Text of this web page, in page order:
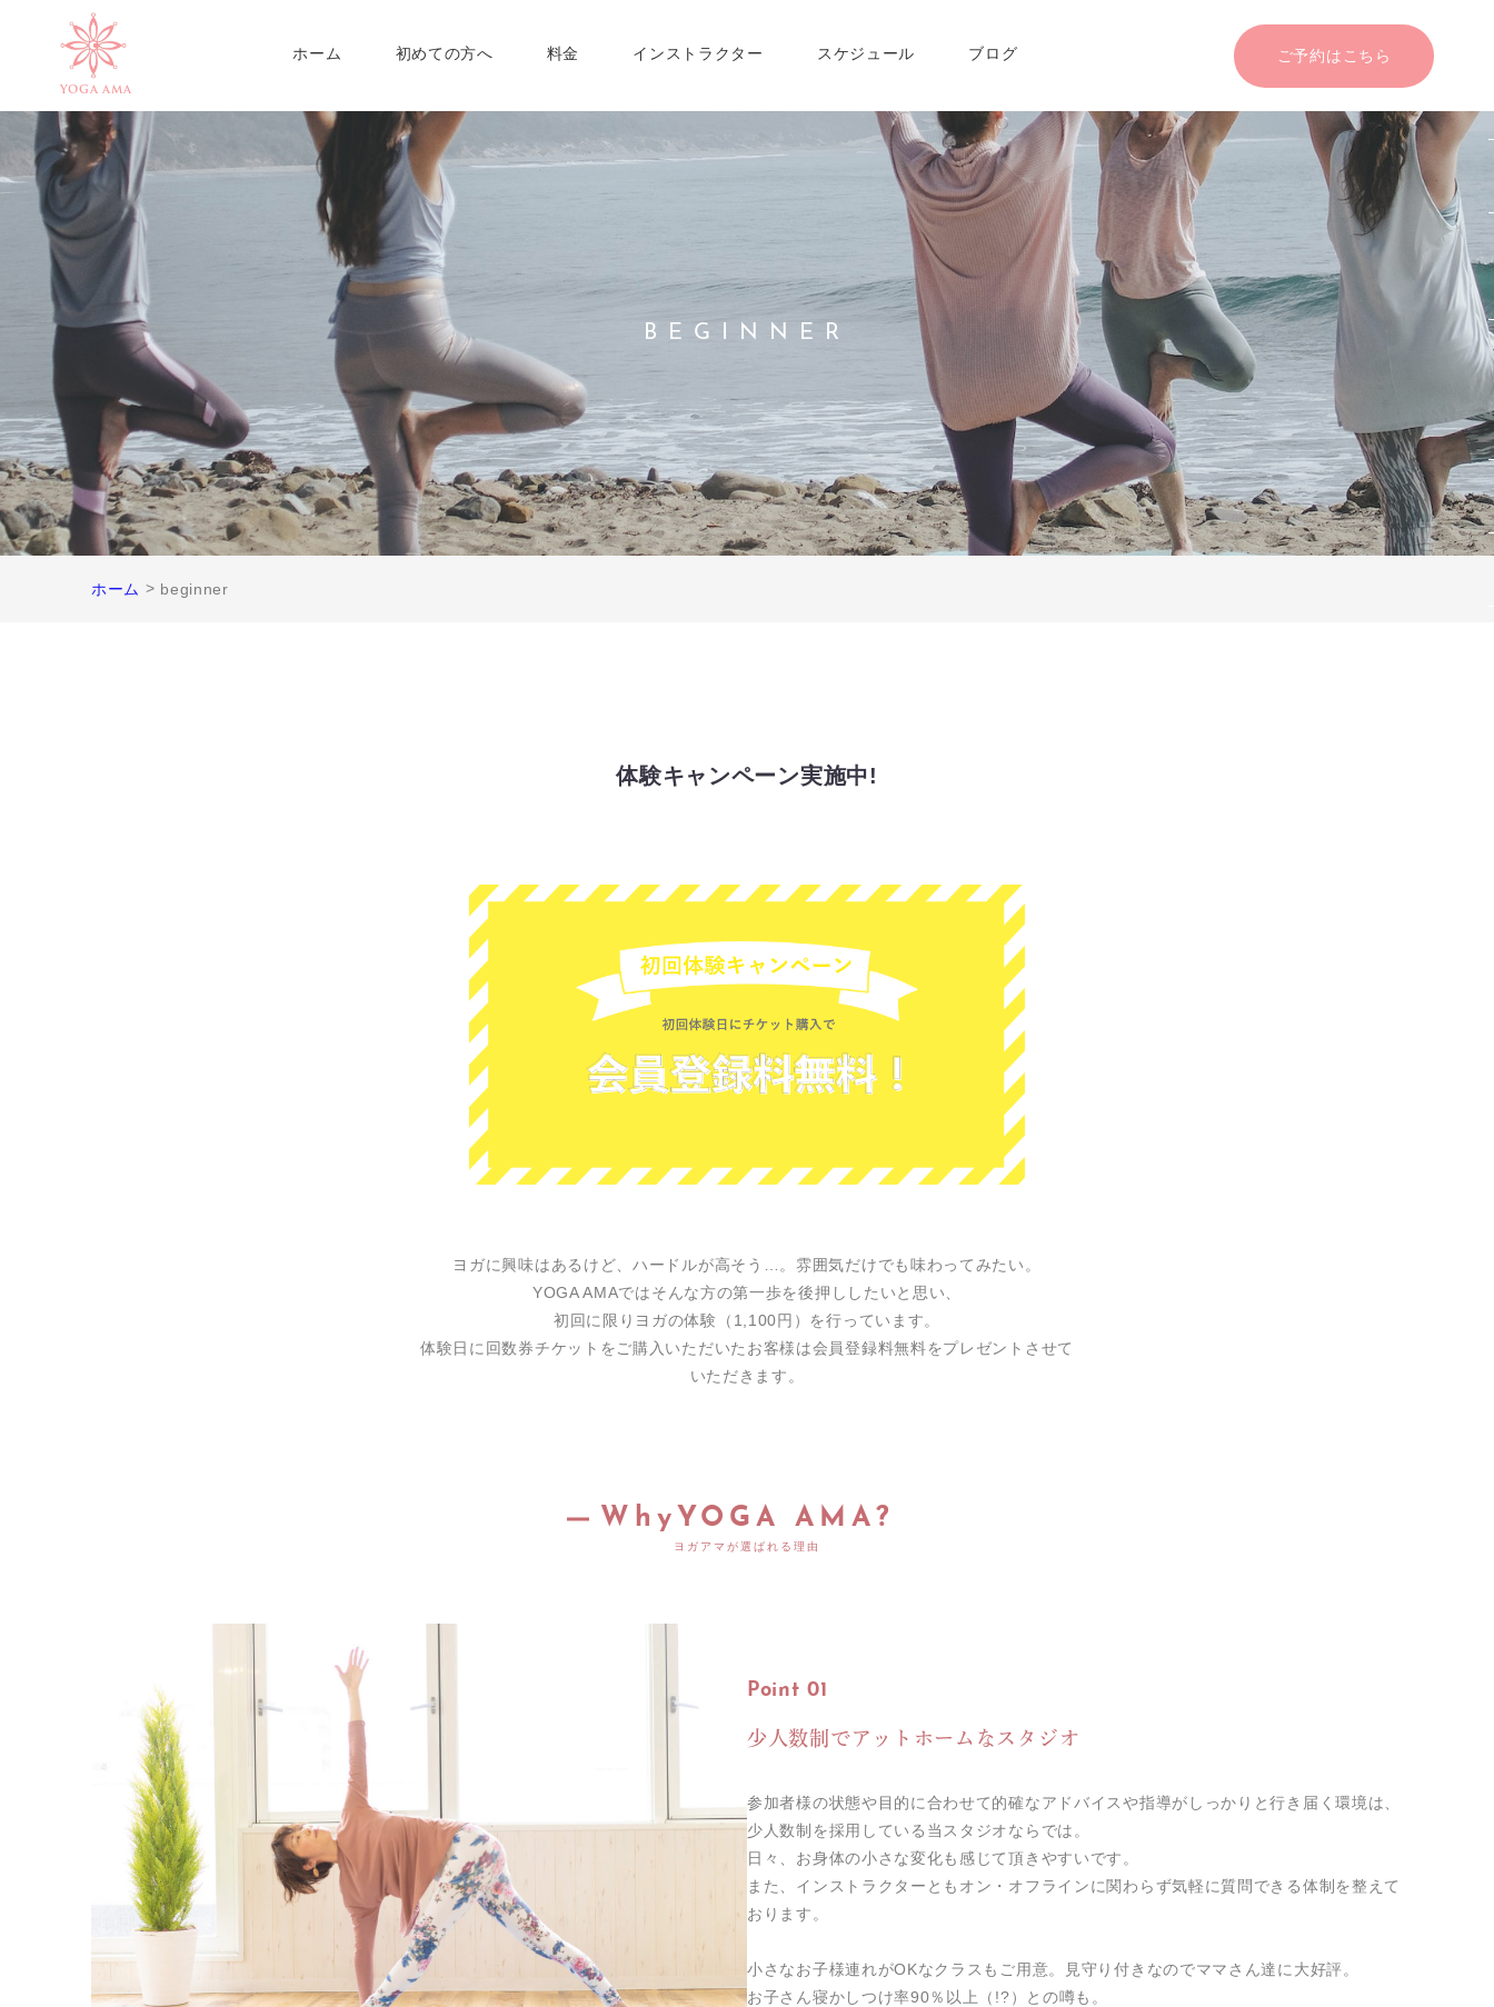
YOGA AMA
ホーム 初めての方へ 料金 インストラクター スケジュール ブログ ご予約はこちら
BEGINNER
ホーム > beginner
体験キャンペーン実施中!
ヨガに興味はあるけど、ハードルが高そう…。雰囲気だけでも味わってみたい。
YOGA AMAではそんな方の第一歩を後押ししたいと思い、
初回に限りヨガの体験（1,100円）を行っています。
体験日に回数券チケットをご購入いただいたお客様は会員登録料無料をプレゼントさせて
いただきます。
Why YOGA AMA?
ヨガアマが選ばれる理由
Point 01
少人数制でアットホームなスタジオ
参加者様の状態や目的に合わせて的確なアドバイスや指導がしっかりと行き届く環境は、
少人数制を採用している当スタジオならでは。
日々、お身体の小さな変化も感じて頂きやすいです。
また、インストラクターともオン・オフラインに関わらず気軽に質問できる体制を整えて
おります。
小さなお子様連れがOKなクラスもご用意。見守り付きなのでママさん達に大好評。
お子さん寝かしつけ率90％以上（!?）との噂も。